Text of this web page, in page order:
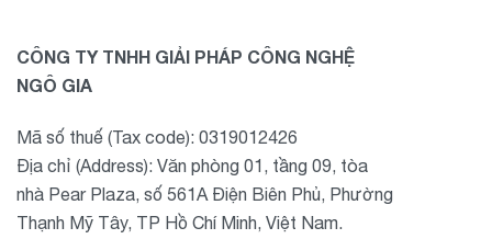
CÔNG TY TNHH GIẢI PHÁP CÔNG NGHỆ
NGÔ GIA
Mã số thuế (Tax code): 0319012426
Địa chỉ (Address): Văn phòng 01, tầng 09, tòa
nhà Pear Plaza, số 561A Điện Biên Phủ, Phường
Thạnh Mỹ Tây, TP Hồ Chí Minh, Việt Nam.